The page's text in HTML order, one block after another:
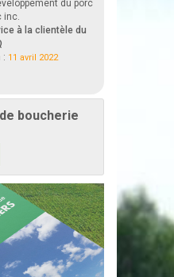
du porc
inc.
à la clientèle du
: 11 avril 2022
boucherie